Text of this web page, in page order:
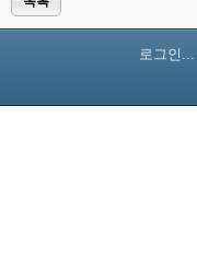
로그인...